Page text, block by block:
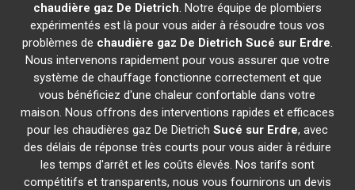
chaudière gaz De Dietrich. Notre équipe de plombiers
expérimentés est là pour vous aider à résoudre tous vos
problèmes de chaudière gaz De Dietrich Sucé sur Erdre.
Nous intervenons rapidement pour vous assurer que votre
système de chauffage fonctionne correctement et que
vous bénéficiez d'une chaleur confortable dans votre
maison. Nous offrons des interventions rapides et efficaces
pour les chaudières gaz De Dietrich Sucé sur Erdre, avec
des délais de réponse très courts pour vous aider à réduire
les temps d'arrêt et les coûts élevés. Nos tarifs sont
compétitifs et transparents, nous vous fournirons un devis